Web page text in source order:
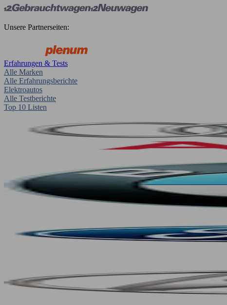
Unsere Partnerseiten:
Erfahrungen & Tests
Alle Marken
Alle Erfahrungsberichte
Elektroautos
Alle Testberichte
Top 10 Listen